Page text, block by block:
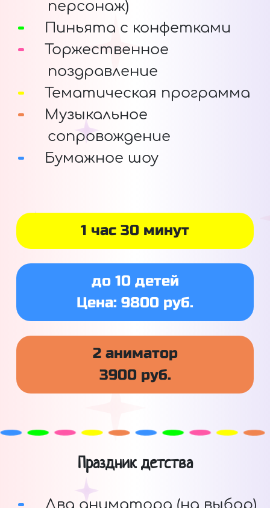
персонаж)
Пиньята с конфетками
Торжественное
поздравление
Тематическая программа
Музыкальное
сопровождение
Бумажное шоу
1 час 30 минут
до 10 детей
Цена: 9800 руб.
2 аниматор
3900 руб.
Праздник детства
Два аниматора (на выбор)